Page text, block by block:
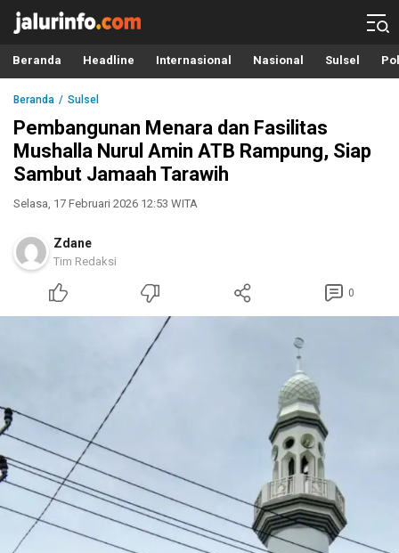
Info Terbaru, Berita Terkini Hari Ini, Jalurinfo.com
Terkini, Akurat dan Terpercaya
Beranda Headline Internasional Nasional Sulsel
Beranda Sulsel
Pembangunan Menara dan Fasilitas
Mushalla Nurul Amin ATB Rampung, Siap
Sambut Jamaah Tarawih
Selasa, 17 Februari 2026 12:53 WITA
Zdane
Tim Redaksi
0